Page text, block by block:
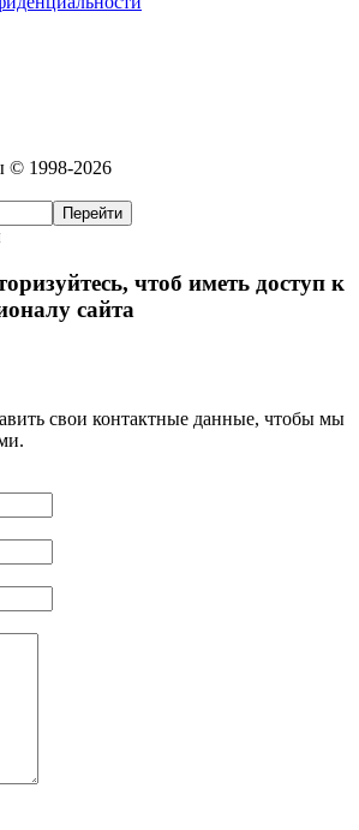
© 1998-2026
чтоб иметь доступ к
сайта
свои контактные данные, чтобы мы